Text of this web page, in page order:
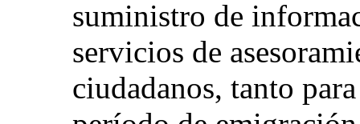
suministro de
servicios de
ciudadanos, tanto